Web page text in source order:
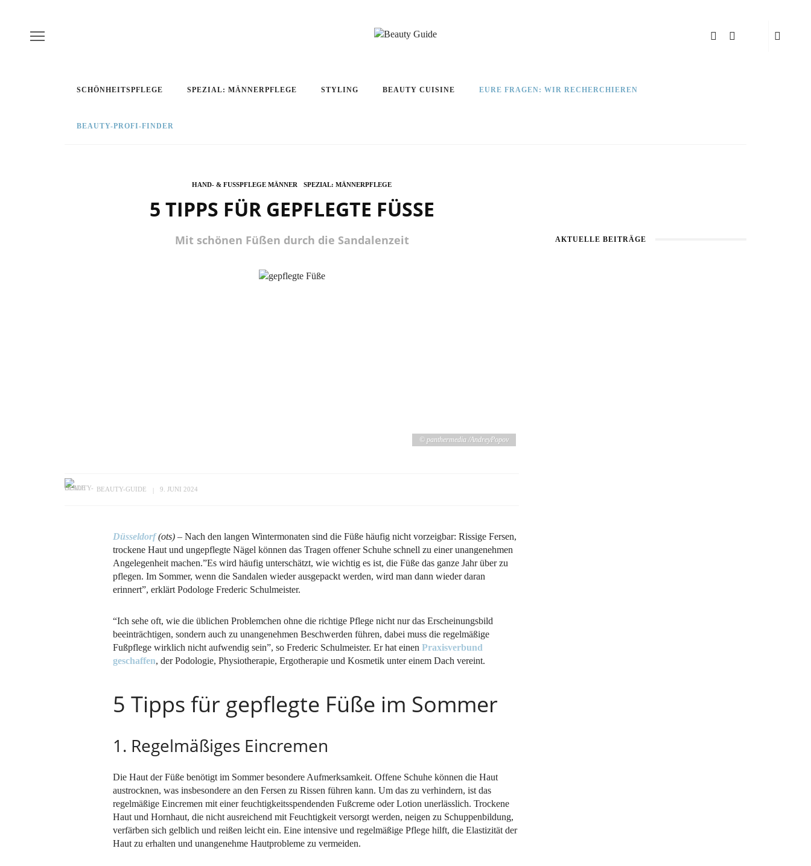
SCHÖNHEITSPFLEGE SPEZIAL: MÄNNERPFLEGE STYLING BEAUTY CUISINE EURE FRAGEN: WIR RECHERCHIEREN
BEAUTY-PROFI-FINDER
HAND- & FUSSPFLEGE MÄNNER SPEZIAL: MÄNNERPFLEGE
5 TIPPS FÜR GEPFLEGTE FÜSSE
Mit schönen Füßen durch die Sandalenzeit
© panthermedia /AndreyPopov
BEAUTY-GUIDE 9. JUNI 2024
Düsseldorf(ots) – Nach den langen Wintermonaten sind die Füße häufig nicht vorzeigbar: Rissige Fersen,
trockene Haut und ungepflegte Nägel können das Tragen offener Schuhe schnell zu einer unangenehmen
Angelegenheit machen.”Es wird häufig unterschätzt, wie wichtig es ist, die Füße das ganze Jahr über zu
pflegen. Im Sommer, wenn die Sandalen wieder ausgepackt werden, wird man dann wieder daran
erinnert”, erklärt Podologe Frederic Schulmeister.
“Ich sehe oft, wie die üblichen Problemchen ohne die richtige Pflege nicht nur das Erscheinungsbild
beeinträchtigen, sondern auch zu unangenehmen Beschwerden führen, dabei muss die regelmäßige
Fußpflege wirklich nicht aufwendig sein”, so Frederic Schulmeister. Er hat einen Praxisverbund
geschaffen, der Podologie, Physiotherapie, Ergotherapie und Kosmetik unter einem Dach vereint.
5 Tipps für gepflegte Füße im Sommer
1. Regelmäßiges Eincremen
Die Haut der Füße benötigt im Sommer besondere Aufmerksamkeit. Offene Schuhe können die Haut
austrocknen, was insbesondere an den Fersen zu Rissen führen kann. Um das zu verhindern, ist das
regelmäßige Eincremen mit einer feuchtigkeitsspendenden Fußcreme oder Lotion unerlässlich. Trockene
Haut und Hornhaut, die nicht ausreichend mit Feuchtigkeit versorgt werden, neigen zu Schuppenbildung,
verfärben sich gelblich und reißen leicht ein. Eine intensive und regelmäßige Pflege hilft, die Elastizität der
Haut zu erhalten und unangenehme Hautprobleme zu vermeiden.
AKTUELLE BEITRÄGE